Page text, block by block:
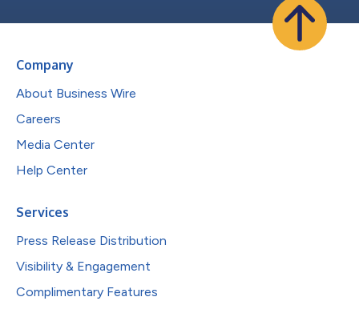
Company
About Business Wire
Careers
Media Center
Help Center
Services
Press Release Distribution
Visibility & Engagement
Complimentary Features